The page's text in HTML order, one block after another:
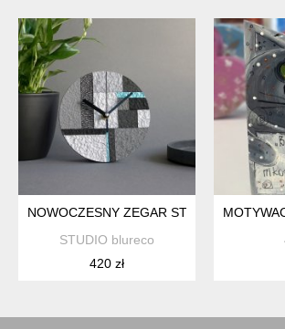
NOWOCZESNY ZEGAR STOJĄCY
STUDIO blureco
420 zł